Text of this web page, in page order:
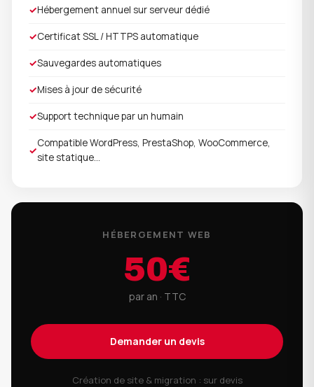
✓Hébergement annuel sur serveur dédié
✓Certificat SSL / HTTPS automatique
✓Sauvegardes automatiques
✓Mises à jour de sécurité
✓Support technique par un humain
✓
Compatible WordPress, PrestaShop, WooCommerce,
site statique…
HÉBERGEMENT WEB
50€
par an · TTC
Demander un devis
Création de site & migration : sur devis